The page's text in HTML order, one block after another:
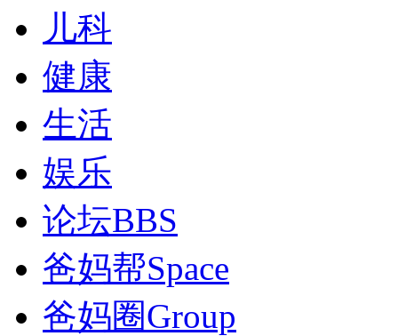
儿科
健康
生活
娱乐
论坛BBS
爸妈帮Space
爸妈圈Group